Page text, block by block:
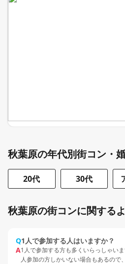
秋葉原の年代別街コン・
20代 30代
秋葉原の街コンに関する
Q1人で参加する人はいますか？
A1人で参加する方も多くいらっしゃい
人参加の方しかいない場合もあるので